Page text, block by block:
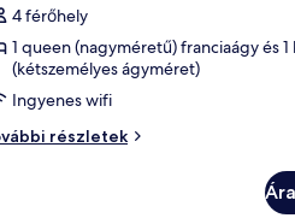
4 férőhely
1 queen (nagyméretű) franciaágy és
(kétszemélyes ágyméret)
Ingyenes wifi
részletek